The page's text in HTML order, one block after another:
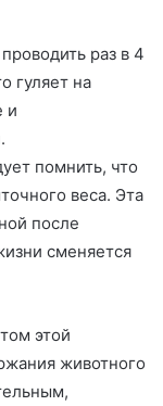
раз в 4
гуляет на
и
помнить, что
веса. Эта
после
сменяется
этой
животного